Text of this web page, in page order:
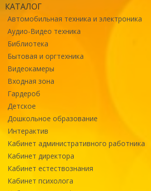
КАТАЛОГ
Автомобильная техника и электроника
Аудио-Видео техника
Библиотека
Бытовая и оргтехника
Видеокамеры
Входная зона
Гардероб
Детское
Дошкольное образование
Интерактив
Кабинет административного работника
Кабинет директора
Кабинет естествознания
Кабинет психолога